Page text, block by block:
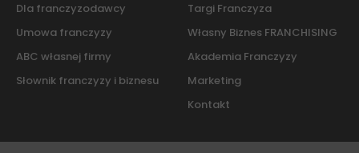
Dla franczyzodawcy
Umowa franczyzy
ABC własnej firmy
Słownik franczyzy i biznesu
Targi Franczyza
Własny Biznes FRANCHISING
Akademia Franczyzy
Marketing
Kontakt